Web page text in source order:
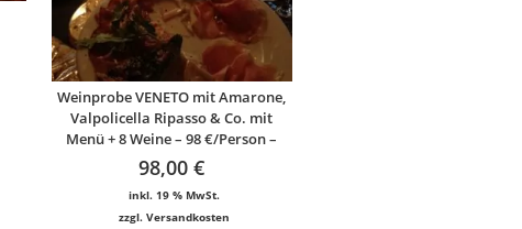
Weinprobe VENETO mit Amarone,
Valpolicella Ripasso & Co. mit
Menü + 8 Weine – 98 €/Person –
98,00€
inkl. 19 % MwSt.
zzgl. Versandkosten